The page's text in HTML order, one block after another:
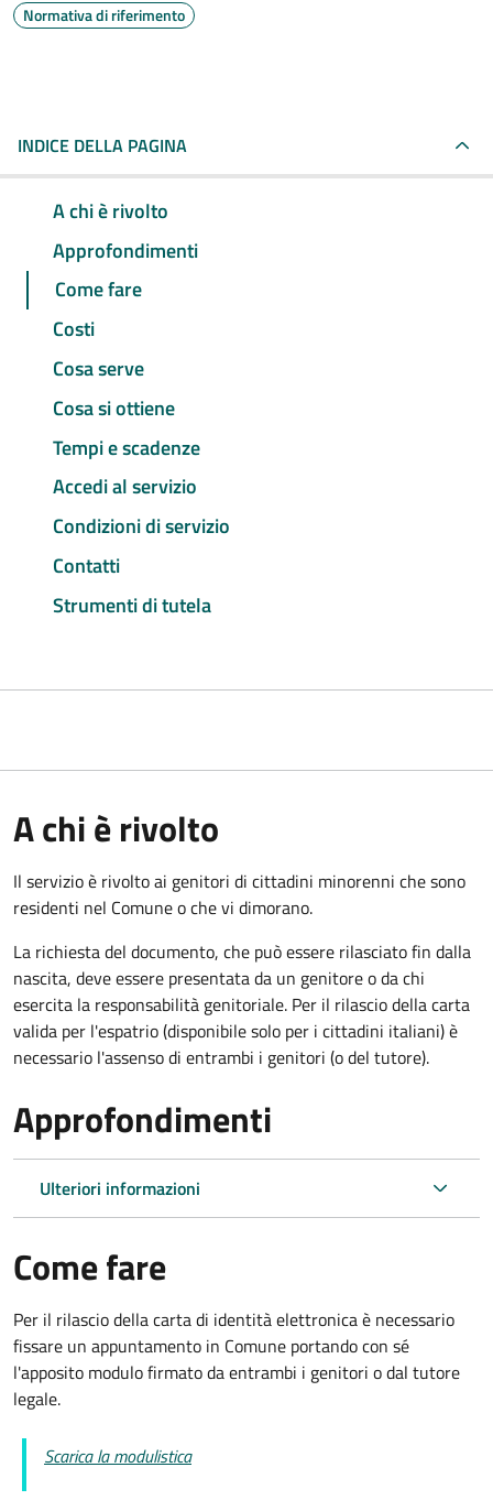
Normativa di riferimento
INDICE DELLA PAGINA
A chi è rivolto
Approfondimenti
Come fare
Costi
Cosa serve
Cosa si ottiene
Tempi e scadenze
Accedi al servizio
Condizioni di servizio
Contatti
Strumenti di tutela
A chi è rivolto
Il servizio è rivolto ai genitori di cittadini minorenni che sono
residenti nel Comune o che vi dimorano.
La richiesta del documento, che può essere rilasciato fin dalla
nascita, deve essere presentata da un genitore o da chi
esercita la responsabilità genitoriale. Per il rilascio della carta
valida per l'espatrio (disponibile solo per i cittadini italiani) è
necessario l'assenso di entrambi i genitori (o del tutore).
Approfondimenti
Ulteriori informazioni
Come fare
Per il rilascio della carta di identità elettronica è necessario
fissare un appuntamento in Comune portando con sé
l'apposito modulo firmato da entrambi i genitori o dal tutore
legale.
Scarica la modulistica